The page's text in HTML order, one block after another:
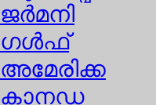
ജര്‍മനി
ഗള്‍ഫ്
അമേരിക്ക
കാനഡ